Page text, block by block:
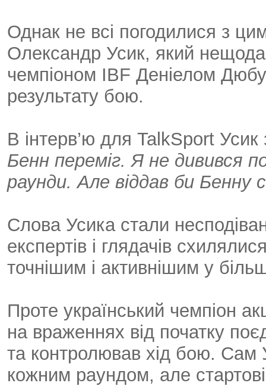
Однак не всі погодилися з
Олександр Усик, який
чемпіоном IBF Деніелом
результату бою.
В інтерв’ю для TalkSport Усик
Бенн переміг. Я не дивився
раунди. Але віддав би Бенну
Слова Усика стали
експертів і глядачів
точнішим і активнішим у
Проте український чемпіон
на враженнях від початку
та контролював хід бою. Сам
кожним раундом, але